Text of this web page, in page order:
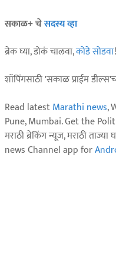
सकाळ+ चेसदस्य व्हा
ब्रेक घ्या, डोकं चालवा,कोडे सोडवा!
शॉपिंगसाठी 'सकाळ प्राईम
Read latestMarathi news,
Pune, Mumbai. Get the
मराठी ब्रेकिंग न्यूज, मराठी
news Channel app for